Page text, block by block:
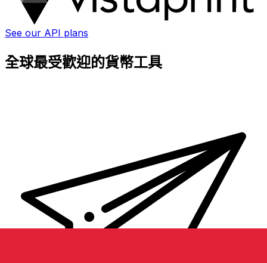
See our API plans
全球最受歡迎的貨幣工具